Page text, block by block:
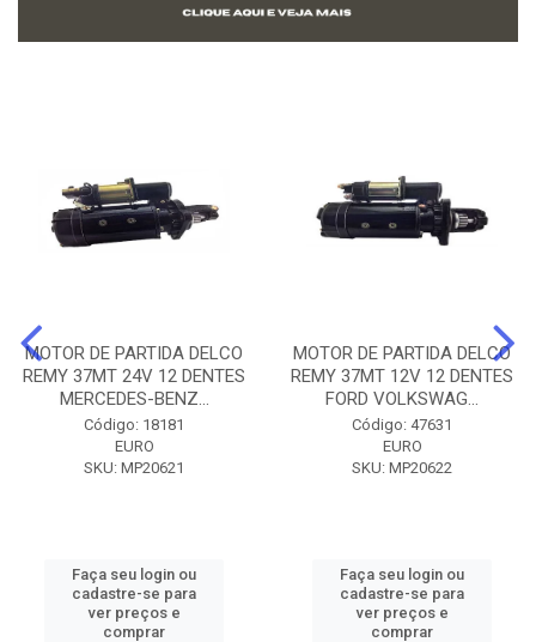
MOTOR DE PARTIDA DELCO
REMY 37MT 24V 12 DENTES
MERCEDES-BENZ...
Código: 18181
EURO
SKU: MP20621
Faça seu login ou
cadastre-se para
ver preços e
comprar
MOTOR DE PARTIDA DELCO
REMY 37MT 12V 12 DENTES
FORD VOLKSWAG...
Código: 47631
EURO
SKU: MP20622
Faça seu login ou
cadastre-se para
ver preços e
comprar